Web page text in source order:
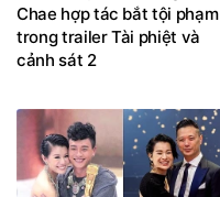
Chae hợp tác bắt tội phạm
trong trailer Tài phiệt và
cảnh sát 2